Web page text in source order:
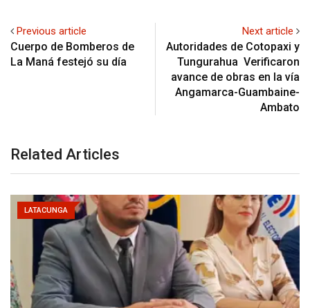
Previous article
Cuerpo de Bomberos de
La Maná festejó su día
Next article
Autoridades de Cotopaxi y
Tungurahua Verificaron
avance de obras en la vía
Angamarca-Guambaine-
Ambato
Related Articles
LATACUNGA